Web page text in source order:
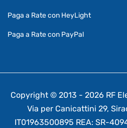
Paga a Rate con HeyLight
Paga a Rate con PayPal
Copyright © 2013 - 2026 RF
Via per Canicattini 29,
IT01963500895 REA: SR-